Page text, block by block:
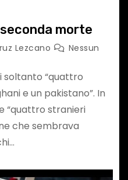
morte
Lezcano
Nessun
soltanto “quattro
e un pakistano”. In
“quattro stranieri
che sembrava